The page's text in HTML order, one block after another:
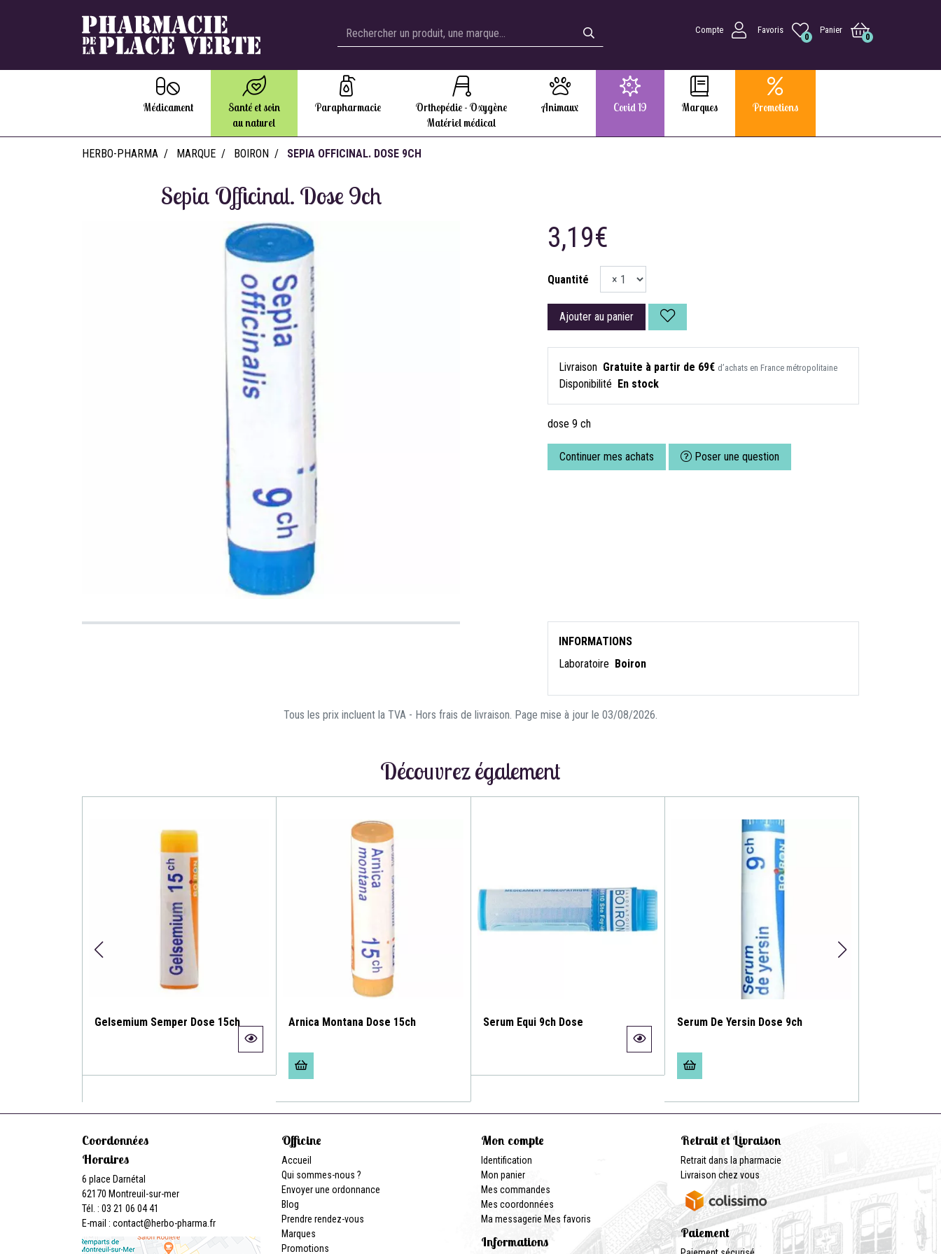
Compte Favoris
0
Panier
0
Médicament
Santé et soin
au naturel
Parapharmacie
Orthopédie - Oxygène
Matériel médical
Animaux Covid 19 Marques Promotions
HERBO-PHARMA MARQUE BOIRON SEPIA OFFICINAL. DOSE 9CH
Sepia Officinal. Dose 9ch
3,19€
Quantité
Ajouter au panier
Livraison Gratuite à partir de 69€ d’achats en France métropolitaine
Disponibilité En stock
dose 9 ch
Continuer mes achats Poser une question
INFORMATIONS
Laboratoire Boiron
Tous les prix incluent la TVA - Hors frais de livraison. Page mise à jour le 03/08/2026.
Découvrez également
Gelsemium Semper Dose 15ch Arnica Montana Dose 15ch Serum Equi 9ch Dose Serum De Yersin Dose 9ch
Coordonnées
Horaires
6 place Darnétal
62170 Montreuil-sur-mer
Tél. : 03 21 06 04 41
E-mail : contact@herbo-pharma.fr
Officine
Accueil
Qui sommes-nous ?
Envoyer une ordonnance
Blog
Prendre rendez-vous
Marques
Promotions
Mon compte
Identification
Mon panier
Mes commandes
Mes coordonnées
Ma messagerie Mes favoris
Informations
Retrait et Livraison
Retrait dans la pharmacie
Livraison chez vous
Paiement